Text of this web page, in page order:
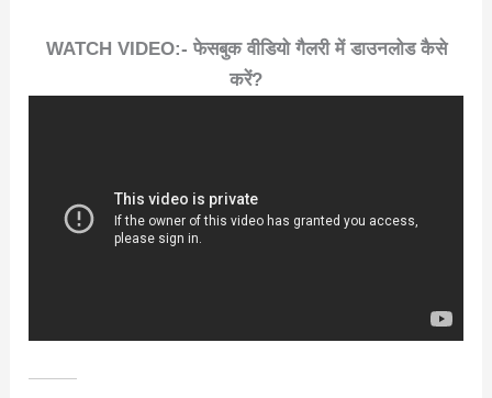
WATCH VIDEO:- फेसबुक वीडियो गैलरी में डाउनलोड कैसे
करें?